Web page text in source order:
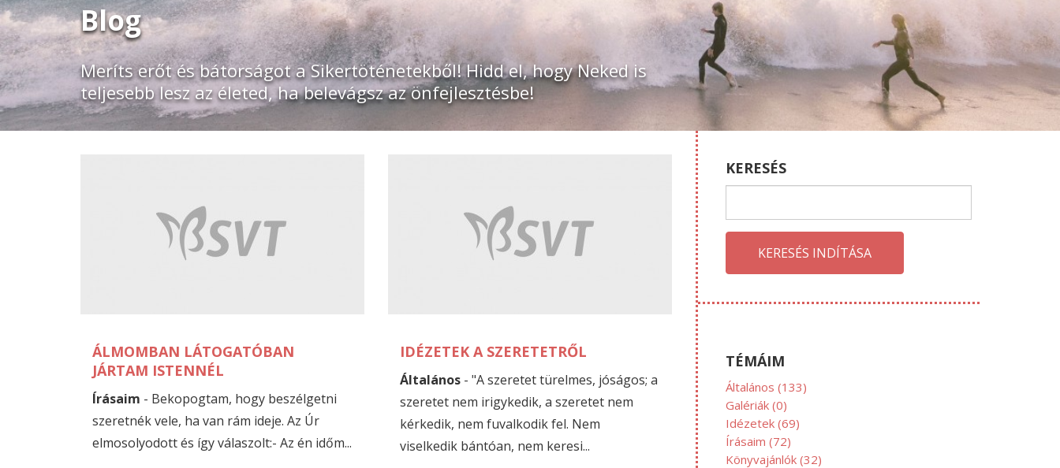
Blog
Meríts erőt és bátorságot a Sikertöténetekből! Hidd el, hogy Neked is
teljesebb lesz az életed, ha belevágsz az önfejlesztésbe!
ÁLMOMBAN LÁTOGATÓBAN
JÁRTAM ISTENNÉL
Írásaim - Bekopogtam, hogy beszélgetni
szeretnék vele, ha van rám ideje. Az Úr
elmosolyodott és így válaszolt:- Az én időm...
OKTÓBER
05
IDÉZETEK A SZERETETRŐL
Általános - "A szeretet türelmes, jóságos; a
szeretet nem irigykedik, a szeretet nem
kérkedik, nem fuvalkodik fel. Nem
viselkedik bántóan, nem keresi...
KERESÉS
KERESÉS INDÍTÁSA
TÉMÁIM
Általános (133)
Galériák (0)
Idézetek (69)
Írásaim (72)
Könyvajánlók (32)